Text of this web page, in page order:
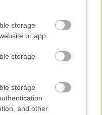
storage
or app.
storage
storage
and other
"vannak rajta
klasszikusokat se
összerakva. Az
képes
fadíszítés